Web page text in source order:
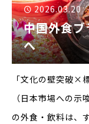
2026.03.20
中国外食
へ
「文化の壁突破×
（日本市場への
の外食・飲料は、